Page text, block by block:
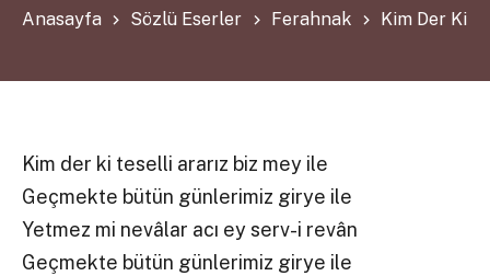
Anasayfa Sözlü Eserler Ferahnak Kim Der Ki
Kim der ki teselli ararız biz mey ile
Geçmekte bütün günlerimiz girye ile
Yetmez mi nevâlar acı ey serv-i revân
Geçmekte bütün günlerimiz girye ile